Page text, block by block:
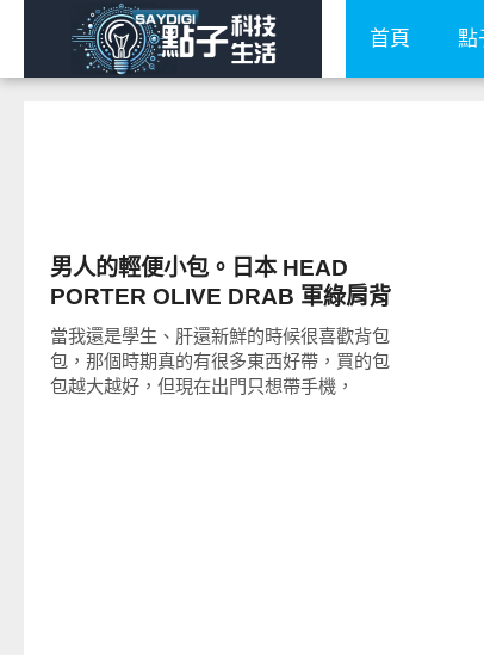
首頁 點
男人的輕便小包。日本 HEAD
PORTER OLIVE DRAB 軍綠肩背
小包
當我還是學生、肝還新鮮的時候很喜歡背包
包，那個時期真的有很多東西好帶，買的包
包越大越好，但現在出門只想帶手機，